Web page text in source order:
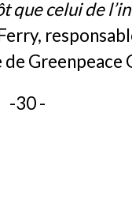
que celui de
Greenpeace
-30 -